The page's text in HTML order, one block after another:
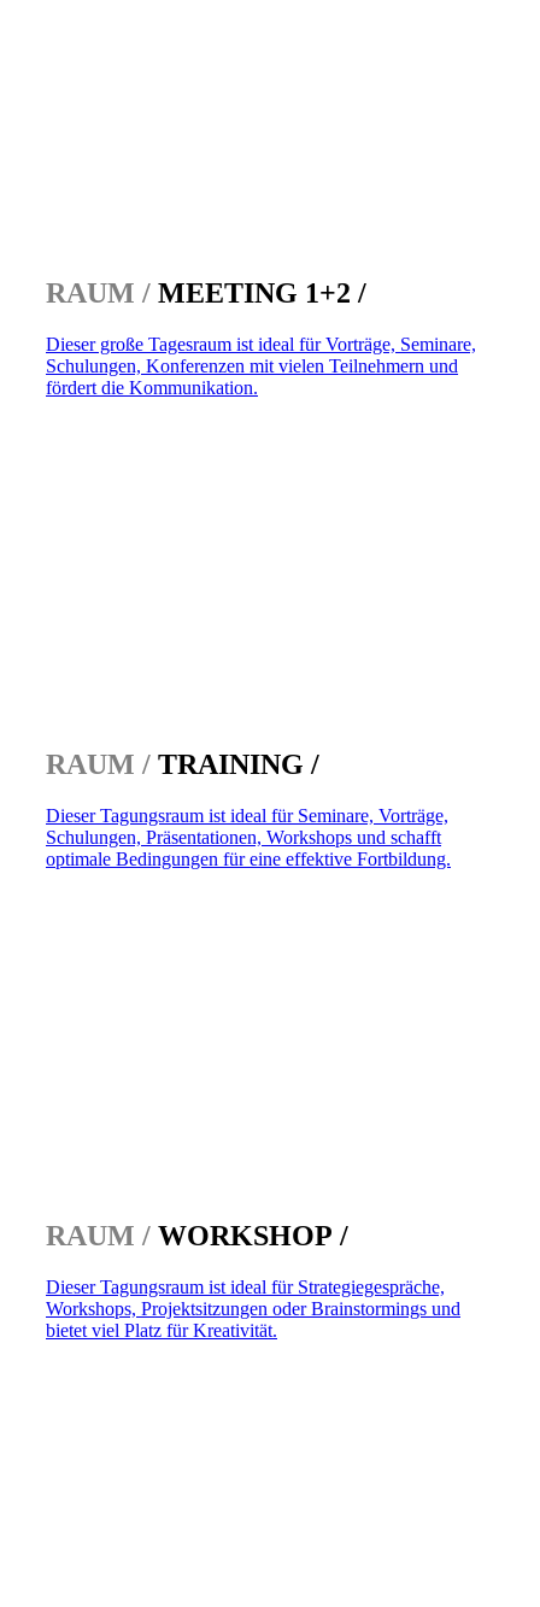
RAUM / MEETING 1+2 /
Dieser große Tagesraum ist ideal für Vorträge, Seminare,
Schulungen, Konferenzen mit vielen Teilnehmern und
fördert die Kommunikation.
RAUM / TRAINING /
Dieser Tagungsraum ist ideal für Seminare, Vorträge,
Schulungen, Präsentationen, Workshops und schafft
optimale Bedingungen für eine effektive Fortbildung.
RAUM / WORKSHOP /
Dieser Tagungsraum ist ideal für Strategiegespräche,
Workshops, Projektsitzungen oder Brainstormings und
bietet viel Platz für Kreativität.